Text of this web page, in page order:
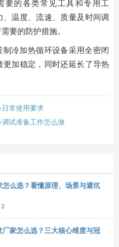
要的各类常见工具和专用工
温度、流速、质量及时间调
要的防护措施。
冷加热循环设备采用全密闭
加稳定，同时还延长了导热
常使用要求
试准备工作怎么做
怎么选？看懂原理、场景与避坑
3
厂家怎么选？三大核心维度与冠